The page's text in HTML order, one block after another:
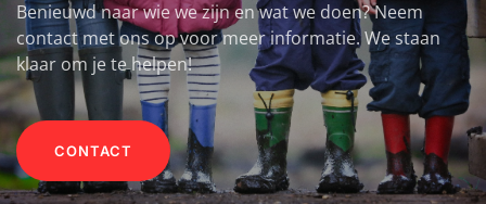
Benieuwd naar wie we zijn en wat we doen? Neem
contact met ons op voor meer informatie. We staan
klaar om je te helpen!
CONTACT